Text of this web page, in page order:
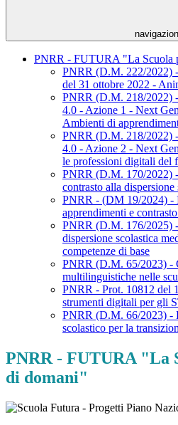
PNRR - FUTURA "La Scuola
PNRR (D.M. 222/2022)
del 31 ottobre 2022 -
PNRR (D.M. 218/2022)
4.0 - Azione 1 - Next
Ambienti di
PNRR (D.M. 218/2022)
4.0 - Azione 2 - Next
le professioni digitali del
PNRR (D.M. 170/2022)
contrasto alla dispersione
PNRR - (DM 19/2024) -
apprendimenti e
PNRR (D.M. 176/2025)
dispersione scolastica
competenze di base
PNRR (D.M. 65/2023) -
multilinguistiche nelle
PNRR - Prot. 10812 del
strumenti digitali per gli
PNRR (D.M. 66/2023) -
scolastico per la
PNRR - FUTURA "La
di domani"